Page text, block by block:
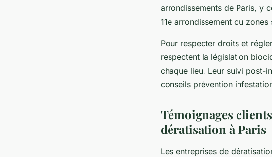
arrondissements de Paris, y
11e arrondissement ou zones
Pour respecter droits et
respectent la législation
chaque lieu. Leur suivi post-
conseils prévention
Témoignages
dératisation à Paris
Les entreprises de